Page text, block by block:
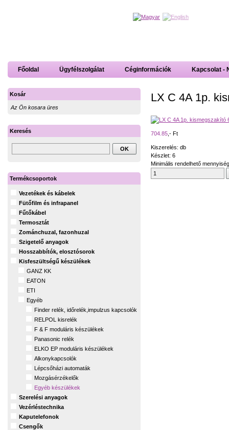
Főoldal Ügyfélszolgálat Céginformációk Kapcsolat -
LX C 4A 1p.
704.85 ,- Ft
Kiszerelés: db
Készlet: 6
Minimális rendelhető
Kosár
Az Ön kosara üres
Keresés
Termékcsoportok
Vezetékek és kábelek
Fütőfilm és infrapanel
Fűtőkábel
Termosztát
Zománchuzal, fazonhuzal
Szigetelő anyagok
Hosszabbítók, elosztósorok
Kisfeszültségű készülékek
GANZ KK
EATON
ETI
Egyéb
Finder relék, időrelék,impulzus kapcsolók
RELPOL kisrelék
F & F moduláris készülékek
Panasonic relék
ELKO EP moduláris készülékek
Alkonykapcsolók
Lépcsőházi automaták
Mozgásérzékelők
Egyéb készülékek
Szerelési anyagok
Vezérléstechnika
Kaputelefonok
Csengők